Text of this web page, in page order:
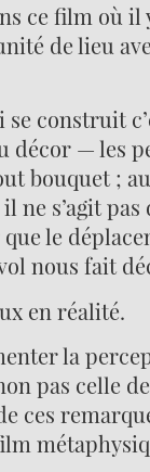
ce film où il
de lieu
se construit
décor — les
bouquet ;
ne s’agit pas
le
nous fait
en réalité.
la
pas celle
ces